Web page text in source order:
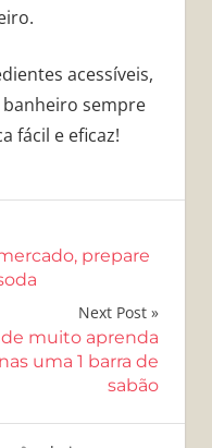
acessíveis,
sempre
fácil e eficaz!
prepare
Next Post
muito aprenda
uma 1 barra de
sabão